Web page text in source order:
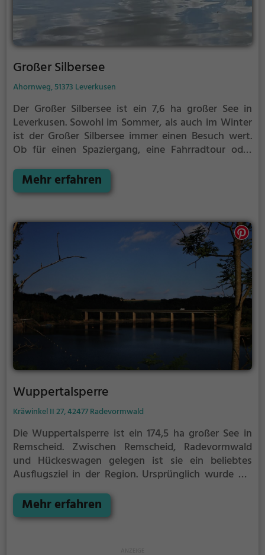
Großer Silbersee
Ahornweg, 51373 Leverkusen
Der Großer Silbersee ist ein 7,6 ha großer See in
Leverkusen. Sowohl im Sommer, als auch im Winter
ist der Großer Silbersee immer einen Besuch wert.
Ob für einen Spaziergang, eine Fahrradtour oder
Silbersee bietet zahlreiche Möglichkeiten für
Freizeitaktivitäten.
Mehr erfahren
Wuppertalsperre
Kräwinkel II 27, 42477 Radevormwald
Die Wuppertalsperre ist ein 174,5 ha großer See in
Remscheid. Zwischen Remscheid, Radevormwald
und Hückeswagen gelegen ist sie ein beliebtes
Ausflugsziel in der Region. Ursprünglich wurde die
errichtet, heute wird sie jedoch vor allem als
Naherholungsgebiet genutzt.
Mehr erfahren